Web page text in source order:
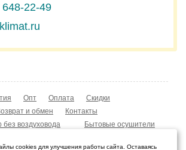
648-22-49
Опт Оплата
Скидки
и обмен
Контакты
воздуховода
Бытовые осушители
cookies для улучшения работы сайта. Оставаясь